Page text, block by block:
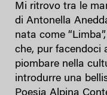
Mi ritrovo tra le
di Antonella
nata come
che, pur facendoci
piombare nella
introdurre una